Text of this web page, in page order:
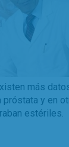
más
próstata y en
estériles.